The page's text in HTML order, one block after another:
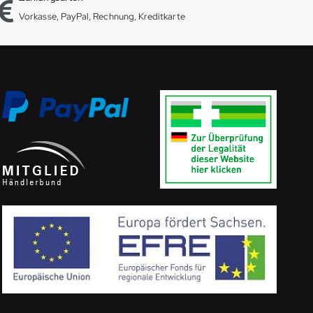
Vorkasse, PayPal, Rechnung, Kreditkarte